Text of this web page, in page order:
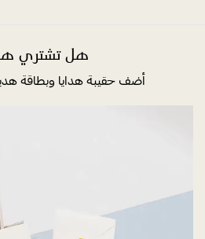
هل تشتري
أضف حقيبة هدايا وبطاقة